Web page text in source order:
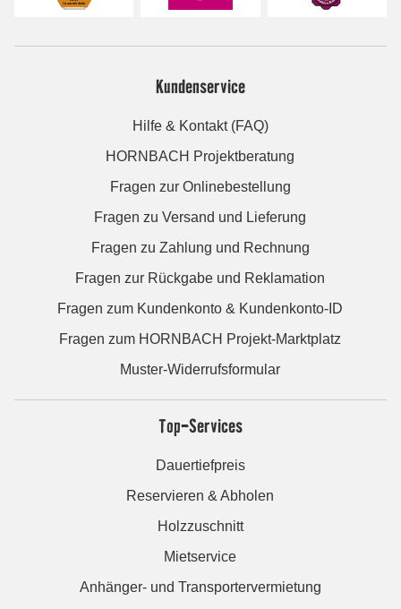
Kundenservice
Hilfe & Kontakt (FAQ)
HORNBACH Projektberatung
Fragen zur Onlinebestellung
Fragen zu Versand und Lieferung
Fragen zu Zahlung und Rechnung
Fragen zur Rückgabe und Reklamation
Fragen zum Kundenkonto & Kundenkonto-ID
Fragen zum HORNBACH Projekt-Marktplatz
Muster-Widerrufsformular
Top-Services
Dauertiefpreis
Reservieren & Abholen
Holzzuschnitt
Mietservice
Anhänger- und Transportervermietung